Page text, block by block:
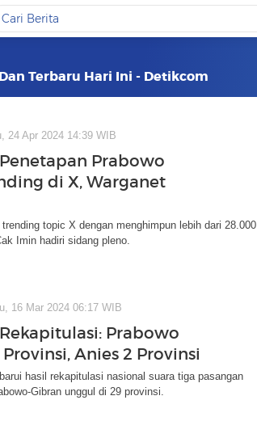
Terbaru Hari Ini - Detikcom
24 Apr 2024 14:39 WIB
Prabowo
di X, Warganet
topic X dengan menghimpun lebih dari 28.000
Imin hadiri sidang pleno.
16 Mar 2024 06:17 WIB
Prabowo
Anies 2 Provinsi
hasil rekapitulasi nasional suara tiga pasangan
Gibran unggul di 29 provinsi.